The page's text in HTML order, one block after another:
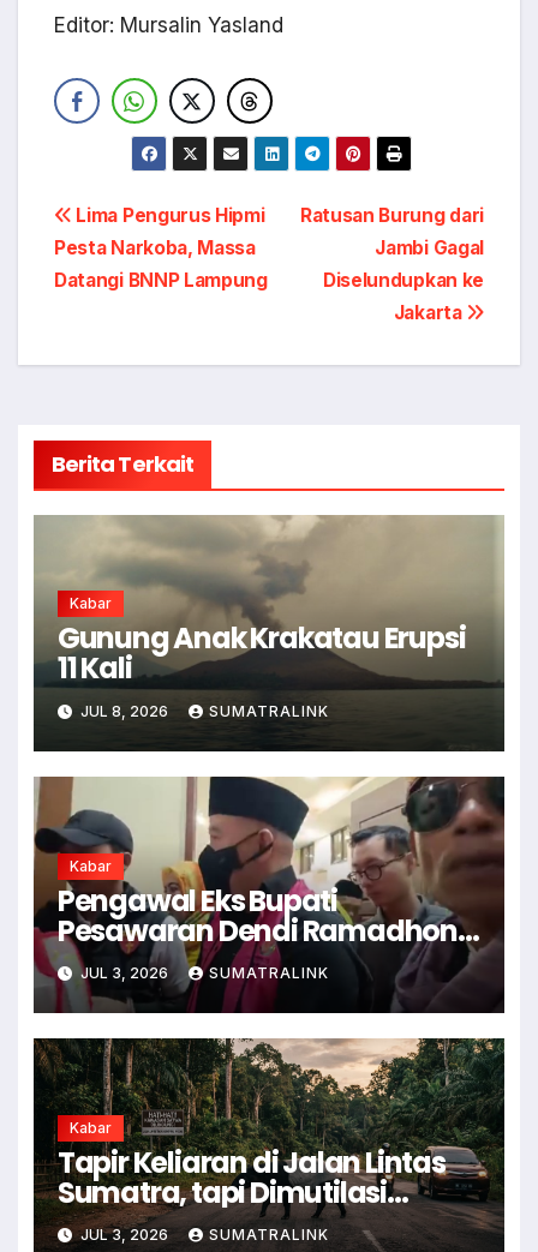
Editor: Mursalin Yasland
Navigasi
pos
Ratusan Burung dari
Jambi Gagal
Diselundupkan ke
Jakarta
Lima Pengurus Hipmi
Pesta Narkoba, Massa
Datangi BNNP Lampung
Berita Terkait
Kabar
Gunung Anak Krakatau Erupsi
11 Kali
JUL 8, 2026 SUMATRALINK
Kabar
Pengawal Eks Bupati
Pesawaran Dendi Ramadhona
Pukul Kamera Wartawan
JUL 3, 2026 SUMATRALINK
Kabar
Tapir Keliaran di Jalan Lintas
Sumatra, tapi Dimutilasi
Warga
JUL 3, 2026 SUMATRALINK